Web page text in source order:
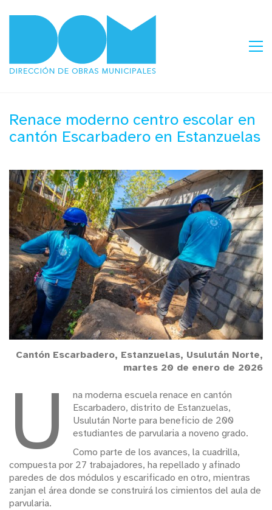
Renace moderno centro escolar en
cantón Escarbadero en Estanzuelas
Cantón Escarbadero, Estanzuelas, Usulután Norte,
martes 20 de enero de 2026
U
na moderna escuela renace en cantón
Escarbadero, distrito de Estanzuelas,
Usulután Norte para beneficio de 200
estudiantes de parvularia a noveno grado.
Como parte de los avances, la cuadrilla,
compuesta por 27 trabajadores, ha repellado y afinado
paredes de dos módulos y escarificado en otro, mientras
zanjan el área donde se construirá los cimientos del aula de
parvularia.